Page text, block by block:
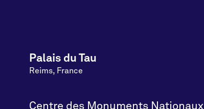
Palais du Tau
Reims, France
Centre des Monuments Nationaux